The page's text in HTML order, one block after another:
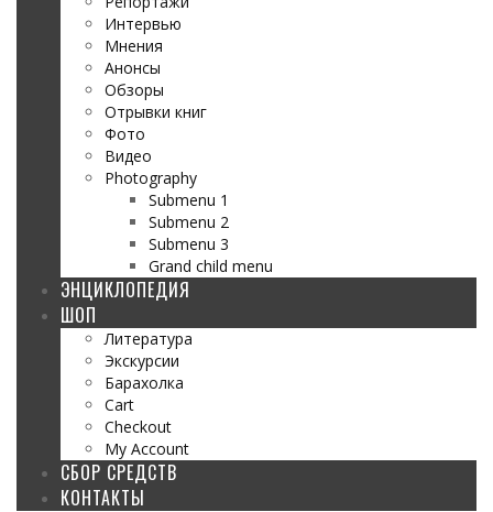
Интервью
Мнения
Анонсы
Обзоры
Отрывки книг
Фото
Видео
Photography
Submenu 1
Submenu 2
Submenu 3
Grand child menu
ЭНЦИКЛОПЕДИЯ
ШОП
Литература
Экскурсии
Барахолка
Cart
Checkout
My Account
СБОР СРЕДСТВ
КОНТАКТЫ